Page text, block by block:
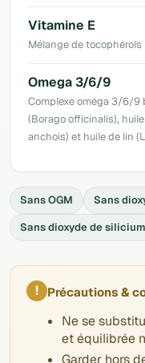
Vitamine E
Mélange de tocophérols
Omega 3/6/9
Complexe oméga 3/6/9
(Borago officinalis),
anchois) et huile de lin
Sans OGM Sans
Sans dioxyde de silicium
! Précautions &
Ne se
et équilibrée
Garder hors